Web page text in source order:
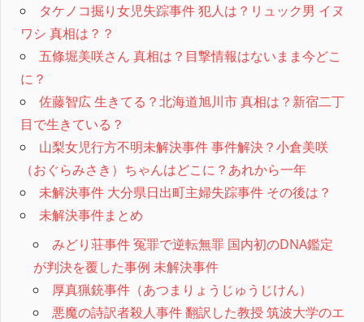
タケノコ掘り女児失踪事件 犯人は？リュック男 イヌ
ワシ 真相は？？
五條堀美咲さん 真相は？目撃情報はないまま今どこ
に？
佐藤智広 生きてる？北海道旭川市 真相は？新宿二丁
目で生きている？
山梨女児行方不明未解決事件 事件解決？小倉美咲
（おぐらみさき）ちゃんはどこに？あれから一年
未解決事件 大分県日出町主婦失踪事件 その後は？
未解決事件まとめ
みどり荘事件 冤罪で逆転無罪 国内初のDNA鑑定
が判決を覆した事例 未解決事件
厚真猟銃事件（あつまりょうじゅうじけん）
悪魔の詩訳者殺人事件 翻訳した教授 筑波大学のエ